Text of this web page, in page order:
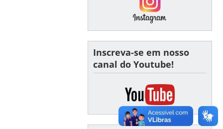
Inscreva-se em nosso
canal do Youtube!